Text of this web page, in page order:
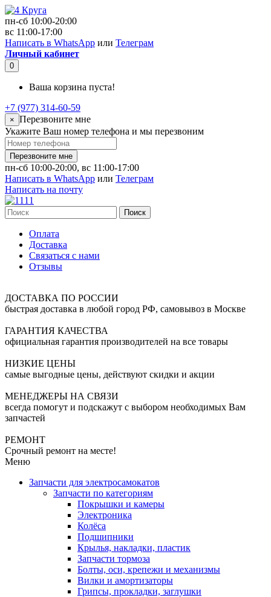
пн-сб 10:00-20:00
вс 11:00-17:00
Написать в WhatsApp или Телеграм
Личный кабинет
0
Ваша корзина пуста!
+7 (977) 314-60-59
× Перезвоните мне
Укажите Ваш номер телефона и мы перезвоним
Перезвоните мне
пн-сб 10:00-20:00, вс 11:00-17:00
Написать в WhatsApp или Телеграм
Написать на почту
Поиск
Оплата
Доставка
Связаться с нами
Отзывы
ДОСТАВКА ПО РОССИИ
быстрая доставка в любой город РФ, самовывоз в Москве
ГАРАНТИЯ КАЧЕСТВА
официальная гарантия производителей на все товары
НИЗКИЕ ЦЕНЫ
самые выгодные цены, действуют скидки и акции
МЕНЕДЖЕРЫ НА СВЯЗИ
всегда помогут и подскажут с выбором необходимых Вам
запчастей
РЕМОНТ
Срочный ремонт на месте!
Меню
Запчасти для электросамокатов
Запчасти по категориям
Покрышки и камеры
Электроника
Колёса
Подшипники
Крылья, накладки, пластик
Запчасти тормоза
Болты, оси, крепежи и механизмы
Вилки и амортизаторы
Грипсы, прокладки, заглушки